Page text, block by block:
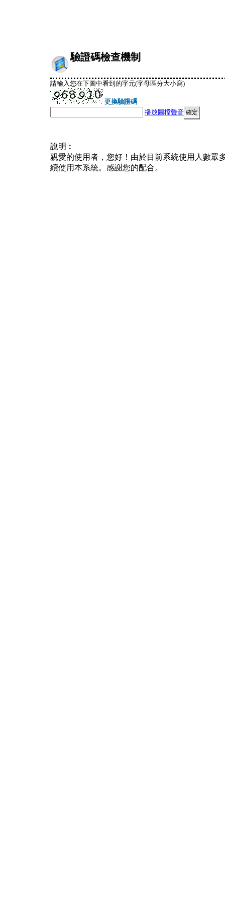
驗證碼檢查機制
請輸入您在下圖中看到的字元(字母區分大小寫)
更換驗證碼
播放圖檔聲音
說明︰
親愛的使用者，您好！由於目前系統使用人數眾
續使用本系統。感謝您的配合。